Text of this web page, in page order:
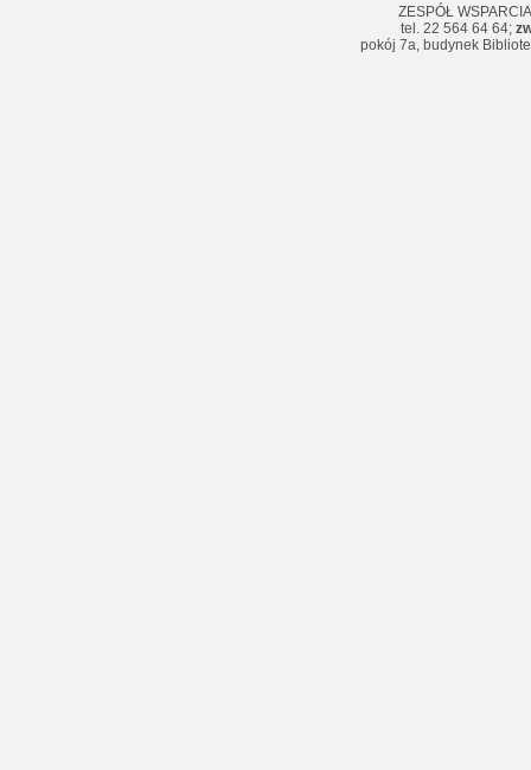
ZESPÓŁ
tel. 22 564 64 64;
pokój 7a, budynek